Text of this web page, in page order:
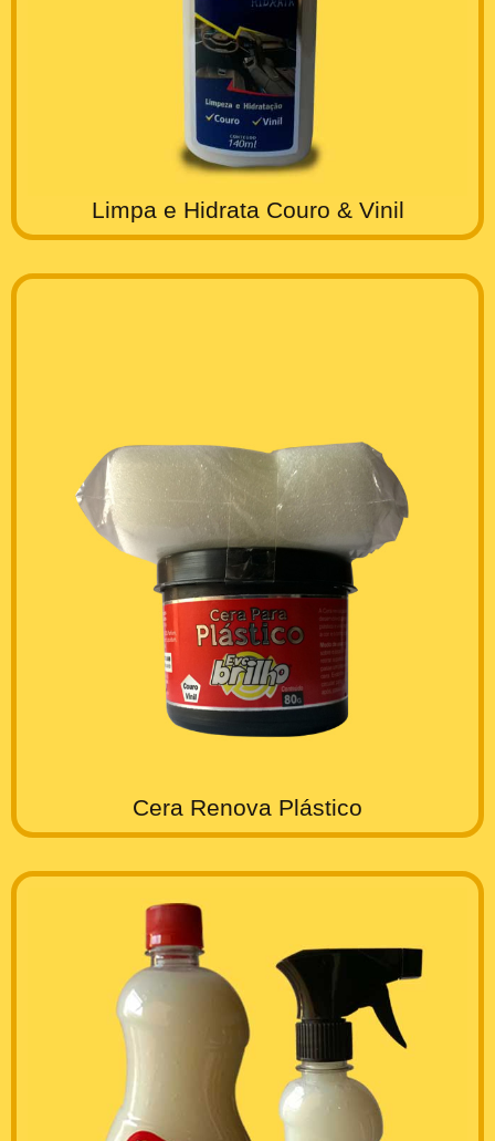
Limpa e Hidrata Couro & Vinil
Cera Renova Plástico